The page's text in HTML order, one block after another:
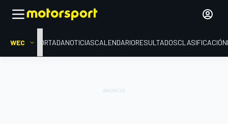
WEC PORTADANOTICIASCALENDARIORESULTADOSCLASIFICACIÓN